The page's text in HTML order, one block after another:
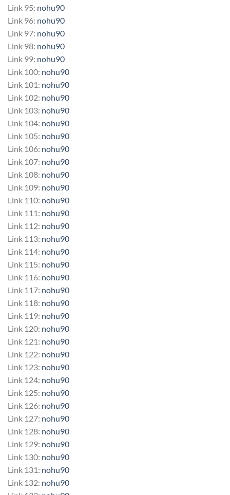
Link 95: nohu90
Link 96: nohu90
Link 97: nohu90
Link 98: nohu90
Link 99: nohu90
Link 100: nohu90
Link 101: nohu90
Link 102: nohu90
Link 103: nohu90
Link 104: nohu90
Link 105: nohu90
Link 106: nohu90
Link 107: nohu90
Link 108: nohu90
Link 109: nohu90
Link 110: nohu90
Link 111: nohu90
Link 112: nohu90
Link 113: nohu90
Link 114: nohu90
Link 115: nohu90
Link 116: nohu90
Link 117: nohu90
Link 118: nohu90
Link 119: nohu90
Link 120: nohu90
Link 121: nohu90
Link 122: nohu90
Link 123: nohu90
Link 124: nohu90
Link 125: nohu90
Link 126: nohu90
Link 127: nohu90
Link 128: nohu90
Link 129: nohu90
Link 130: nohu90
Link 131: nohu90
Link 132: nohu90